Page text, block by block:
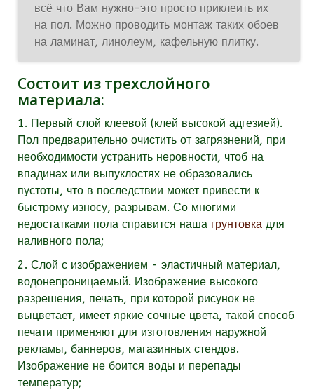
всё что Вам нужно-это просто приклеить их
на пол. Можно проводить монтаж таких обоев
на ламинат, линолеум, кафельную плитку.
Состоит из трехслойного
материала:
1. Первый слой клеевой (клей высокой адгезией).
Пол предварительно очистить от загрязнений, при
необходимости устранить неровности, чтоб на
впадинах или выпуклостях не образовались
пустоты, что в последствии может привести к
быстрому износу, разрывам. Со многими
недостатками пола справится наша грунтовка для
наливного пола;
2. Слой с изображением - эластичный материал,
водонепроницаемый. Изображение высокого
разрешения, печать, при которой рисунок не
выцветает, имеет яркие сочные цвета, такой способ
печати применяют для изготовления наружной
рекламы, баннеров, магазинных стендов.
Изображение не боится воды и перепады
температур;